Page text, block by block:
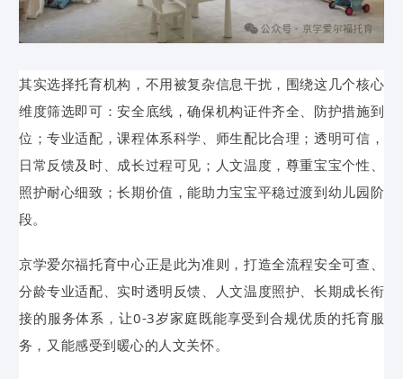
其实选择托育机构，不用被复杂信息干扰，围绕这几个核心
维度筛选即可：安全底线，确保机构证件齐全、防护措施到
位；专业适配，课程体系科学、师生配比合理；透明可信，
日常反馈及时、成长过程可见；人文温度，尊重宝宝个性、
照护耐心细致；长期价值，能助力宝宝平稳过渡到幼儿园阶
段。
京学爱尔福托育中心正是此为准则，打造全流程安全可查、
分龄专业适配、实时透明反馈、人文温度照护、长期成长衔
接的服务体系，让0-3岁家庭既能享受到合规优质的托育服
务，又能感受到暖心的人文关怀。